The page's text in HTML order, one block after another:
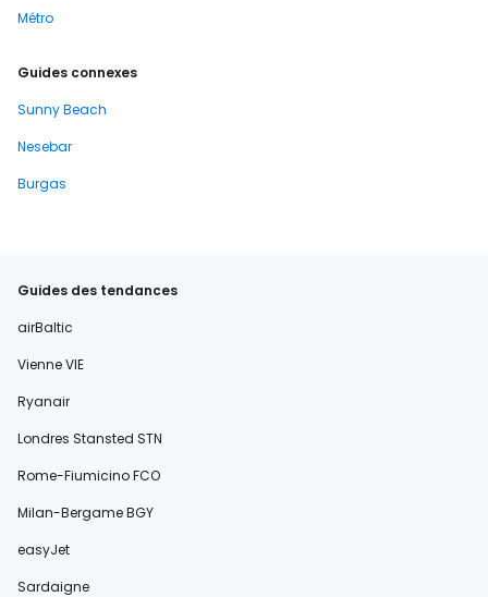
Métro
Guides connexes
Sunny Beach
Nesebar
Burgas
Guides des tendances
airBaltic
Vienne VIE
Ryanair
Londres Stansted STN
Rome-Fiumicino FCO
Milan-Bergame BGY
easyJet
Sardaigne